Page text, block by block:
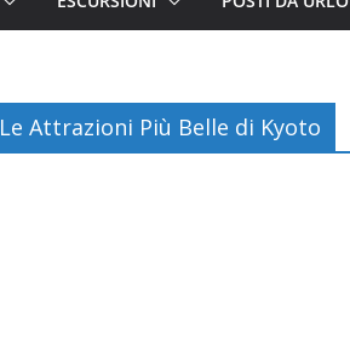
Le Attrazioni Più Belle di Kyoto